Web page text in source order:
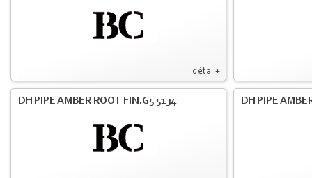
détail+
DH PIPE AMBER ROOT FIN.G5 5134 DH PIPE